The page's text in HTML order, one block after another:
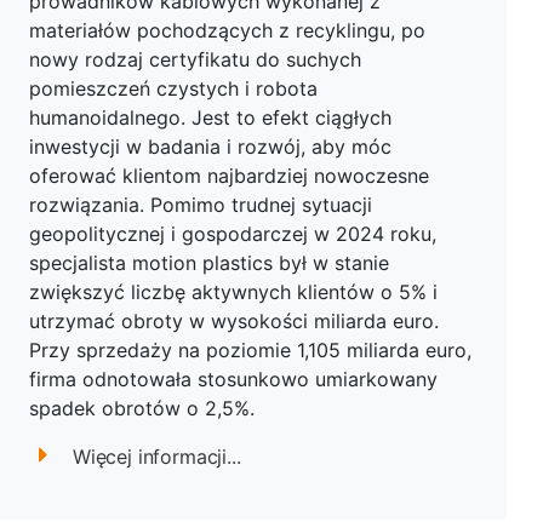
materiałów pochodzących z recyklingu, po
nowy rodzaj certyfikatu do suchych
pomieszczeń czystych i robota
humanoidalnego. Jest to efekt ciągłych
inwestycji w badania i rozwój, aby móc
oferować klientom najbardziej nowoczesne
rozwiązania. Pomimo trudnej sytuacji
geopolitycznej i gospodarczej w 2024 roku,
specjalista motion plastics był w stanie
zwiększyć liczbę aktywnych klientów o 5% i
utrzymać obroty w wysokości miliarda euro.
Przy sprzedaży na poziomie 1,105 miliarda euro,
firma odnotowała stosunkowo umiarkowany
spadek obrotów o 2,5%.
Więcej informacji...